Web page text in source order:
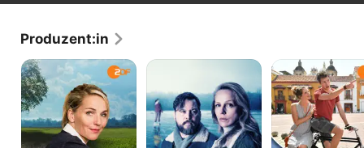
Produzent:in
Fritzie
-
Der
Himmel
muss
warten
Die
von
Marnow
Das
Traumschiff
-
Kolumbien